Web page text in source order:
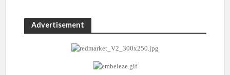
Advertisement